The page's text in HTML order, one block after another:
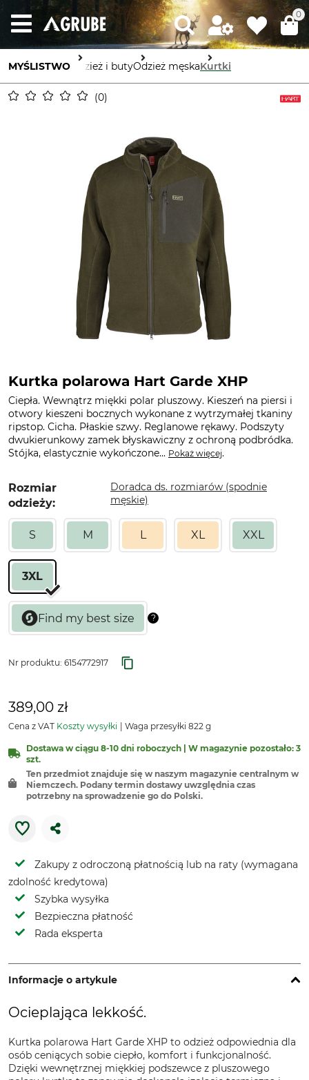
0
MYŚLISTWO Odzież i butyOdzież męskaKurtki
0
Kurtka polarowa Hart Garde XHP
Ciepła. Wewnątrz miękki polar pluszowy. Kieszeń na piersi i
otwory kieszeni bocznych wykonane z wytrzymałej tkaniny
ripstop. Cicha. Płaskie szwy. Reglanowe rękawy. Podszyty
dwukierunkowy zamek błyskawiczny z ochroną podbródka.
Stójka, elastycznie wykończone... Pokaż więcej.
Rozmiar
odzieży:
Doradca ds. rozmiarów (spodnie
męskie)
S M L XL XXL
3XL
Nr produktu: 6154772917
389,00 zł
Cena z VAT Koszty wysyłki Waga przesyłki 822 g
Dostawa w ciągu 8-10 dni roboczych | W magazynie pozostało: 3
szt.
Ten przedmiot znajduje się w naszym magazynie centralnym w
Niemczech. Podany termin dostawy uwzględnia czas
potrzebny na sprowadzenie go do Polski.
Zakupy z odroczoną płatnością lub na raty (wymagana
zdolność kredytowa)
Szybka wysyłka
Bezpieczna płatność
Rada eksperta
Informacje o artykule
Ocieplająca lekkość.
Kurtka polarowa Hart Garde XHP to odzież odpowiednia dla
osób ceniących sobie ciepło, komfort i funkcjonalność.
Dzięki wewnętrznej miękkiej podszewce z pluszowego